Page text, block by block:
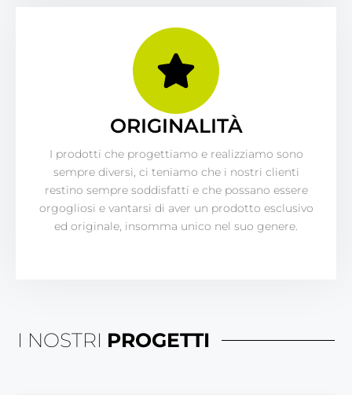
ORIGINALITÀ
I prodotti che progettiamo e realizziamo sono
sempre diversi, ci teniamo che i nostri clienti
restino sempre soddisfatti e che possano essere
orgogliosi e vantarsi di aver un prodotto esclusivo
ed originale, insomma unico nel suo genere.
I NOSTRI PROGETTI